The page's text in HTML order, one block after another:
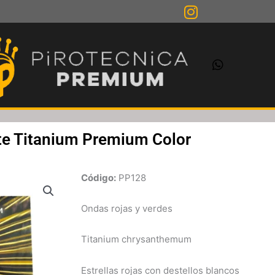
Titanium Premium Color
Código: PP128
Ondas rojas y verdes
Titanium chrysanthemum
Estrellas rojas con destellos blancos